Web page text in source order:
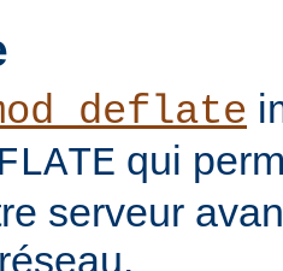
qui
serveur